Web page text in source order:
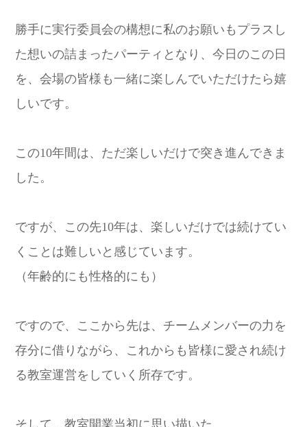
勝手に実行委員会の構想に私のお願いもプラスし
た想いの詰まったパーティとなり、今日のこの日
を、会場の皆様も一緒に楽しんでいただけたら嬉
しいです。
この10年間は、ただ楽しいだけで突き進んできま
した。
ですが、この先10年は、楽しいだけでは続けてい
くことは難しいと感じています。
（年齢的にも性格的にも）
ですので、ここから先は、チームメンバーの力を
存分に借りながら、これからも皆様に愛され続け
る教室運営をしていく所存です。